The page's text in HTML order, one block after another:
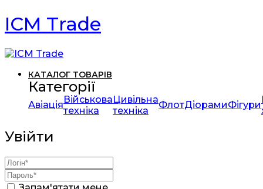
ICM Trade
КАТАЛОГ ТОВАРІВ
Категорії
АвіаціяВійськова
техніка
Цивільна
техніка
ФлотДіорамиФігури
Увійти